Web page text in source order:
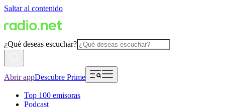
Saltar al contenido
¿Qué deseas escuchar?
Abrir appDescubre Prime
Top 100 emisoras
Podcast